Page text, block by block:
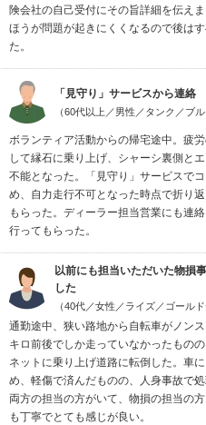
険会社の自己受付にその旨詳細を伝え
ほうが問題が起きにくくなるので後は
た。
「見守り」サービスから連絡
（60代以上／男性／タンク／ブ
ボランティア活動からの帰宅途中。疲
して縁石に乗り上げ、シャーシ裏側と
不能となった。「見守り」サービスで
め、自力走行不可となった時点で折り
もらった。ディーラー担当営業にも連
行ってもらった。
以前にも担当いただいた物損
した
（40代／女性／ライズ／ゴール
通勤途中、狭い路地から自転車がノン
キロ前後でしか走っていなかったもの
ネットに乗り上げ道路に転倒した。車
め、軽傷で済んだものの、人身事故で
両方の担当の方がいて、物損の担当の
も丁寧でとても感じが良い。